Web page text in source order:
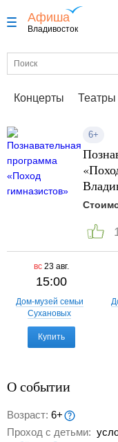
Афиша
Владивосток
Концерты Театры
6+
вс 23 авг.
15:00
Дом-музей семьи
Сухановых
Купить
О событии
Возраст: 6+
Проход с детьми: